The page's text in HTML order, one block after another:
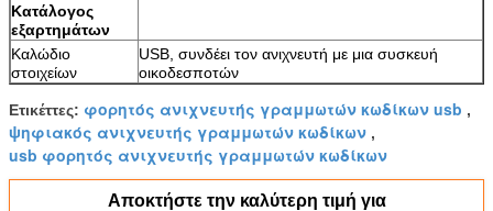
Κατάλογος
εξαρτημάτων
Καλώδιο
στοιχείων
USB, συνδέει τον ανιχνευτή με μια συσκευή
οικοδεσποτών
Ετικέττες: φορητός ανιχνευτής γραμμωτών κωδίκων usb ,
ψηφιακός ανιχνευτής γραμμωτών κωδίκων ,
usb φορητός ανιχνευτής γραμμωτών κωδίκων
Αποκτήστε την καλύτερη τιμή για